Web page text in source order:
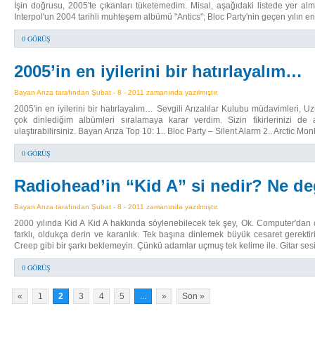
İşin doğrusu, 2005'te çıkanları tüketemedim. Misal, aşağıdaki listede yer
Interpol'un 2004 tarihli muhteşem albümü "Antics"; Bloc Party'nin geçen yılın
0 GÖRÜŞ
2005’in en iyilerini bir hatırlayalım…
Bayan Arıza tarafından Şubat - 8 - 2011 zamanında yazılmıştır.
2005'in en iyilerini bir hatırlayalım… Sevgili Arızalılar Kulubu müdavimleri,
çok dinlediğim albümleri sıralamaya karar verdim. Sizin fikirlerinizi de
ulaştırabilirsiniz. Bayan Arıza Top 10: 1.. Bloc Party – Silent Alarm 2.. Arctic
0 GÖRÜŞ
Radiohead’in “Kid A” si nedir? Ne
Bayan Arıza tarafından Şubat - 8 - 2011 zamanında yazılmıştır.
2000 yılında Kid A Kid A hakkında söylenebilecek tek şey, Ok.
farklı, oldukça derin ve karanlık. Tek başına dinlemek büyük cesaret
Creep gibi bir şarkı beklemeyin. Çünkü adamlar uçmuş tek kelime ile. Gitar
0 GÖRÜŞ
« 1 2 3 4 5 ... » Son »